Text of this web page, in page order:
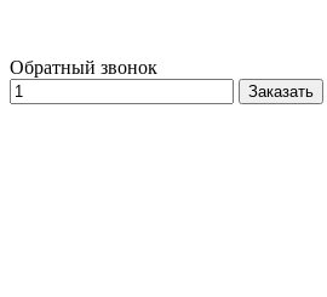
Обратный звонок
Заказать